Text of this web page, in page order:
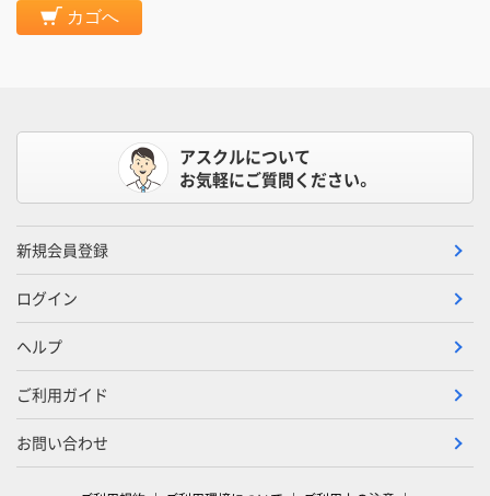
カゴへ
アスクルについて
お気軽にご質問ください。
新規会員登録
ログイン
ヘルプ
ご利用ガイド
お問い合わせ